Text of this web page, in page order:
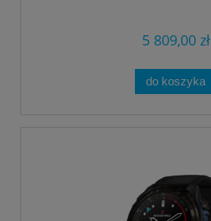
5 809,00 zł
do koszyka